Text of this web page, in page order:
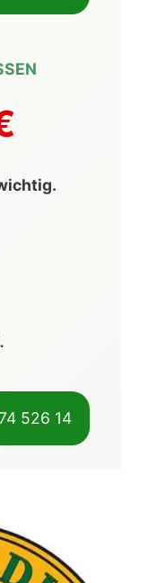
526 14